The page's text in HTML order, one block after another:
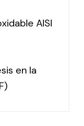
AISI
en la